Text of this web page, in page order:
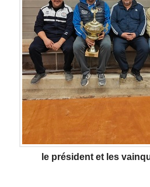
le président et les